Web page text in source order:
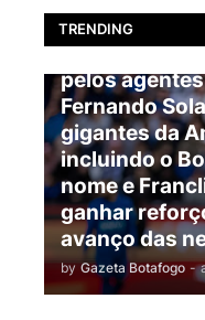
TRENDING
BOTAFOGO
EXCLUSIVO:
pelos
Fernando
gigantes da
incluindo o
nome e
ganhar
avanço das
by Gazeta Botafogo -